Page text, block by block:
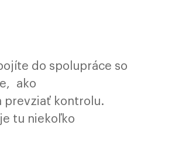
do spolupráce so
ako
prevziať kontrolu.
tu niekoľko